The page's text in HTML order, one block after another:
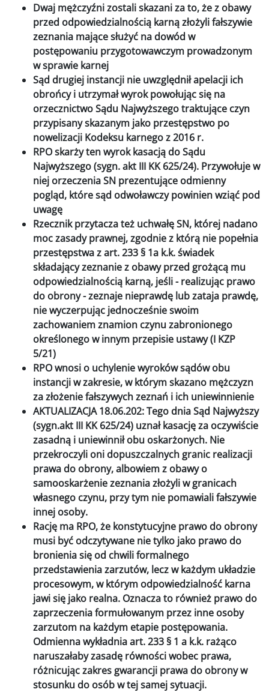
Dwaj mężczyźni zostali skazani za to, że z obawy
przed odpowiedzialnością karną złożyli fałszywie
zeznania mające służyć na dowód w
postępowaniu przygotowawczym prowadzonym
w sprawie karnej
Sąd drugiej instancji nie uwzględnił apelacji ich
obrońcy i utrzymał wyrok powołując się na
orzecznictwo Sądu Najwyższego traktujące czyn
przypisany skazanym jako przestępstwo po
nowelizacji Kodeksu karnego z 2016 r.
RPO skarży ten wyrok kasacją do Sądu
Najwyższego (sygn. akt III KK 625/24). Przywołuje w
niej orzeczenia SN prezentujące odmienny
pogląd, które sąd odwoławczy powinien wziąć pod
uwagę
Rzecznik przytacza też uchwałę SN, której nadano
moc zasady prawnej, zgodnie z którą nie popełnia
przestępstwa z art. 233 § 1a k.k. świadek
składający zeznanie z obawy przed grożącą mu
odpowiedzialnością karną, jeśli - realizując prawo
do obrony - zeznaje nieprawdę lub zataja prawdę,
nie wyczerpując jednocześnie swoim
zachowaniem znamion czynu zabronionego
określonego w innym przepisie ustawy (I KZP
5/21)
RPO wnosi o uchylenie wyroków sądów obu
instancji w zakresie, w którym skazano mężczyzn
za złożenie fałszywych zeznań i ich uniewinnienie
AKTUALIZACJA 18.06.202: Tego dnia Sąd Najwyższy
(sygn.akt III KK 625/24) uznał kasację za oczywiście
zasadną i uniewinnił obu oskarżonych. Nie
przekroczyli oni dopuszczalnych granic realizacji
prawa do obrony, albowiem z obawy o
samooskarżenie zeznania złożyli w granicach
własnego czynu, przy tym nie pomawiali fałszywie
innej osoby.
Rację ma RPO, że konstytucyjne prawo do obrony
musi być odczytywane nie tylko jako prawo do
bronienia się od chwili formalnego
przedstawienia zarzutów, lecz w każdym układzie
procesowym, w którym odpowiedzialność karna
jawi się jako realna. Oznacza to również prawo do
zaprzeczenia formułowanym przez inne osoby
zarzutom na każdym etapie postępowania.
Odmienna wykładnia art. 233 § 1 a k.k. rażąco
naruszałaby zasadę równości wobec prawa,
różnicując zakres gwarancji prawa do obrony w
stosunku do osób w tej samej sytuacji.